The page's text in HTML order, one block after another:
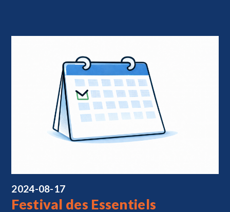
2024-08-17
Festival des Essentiels